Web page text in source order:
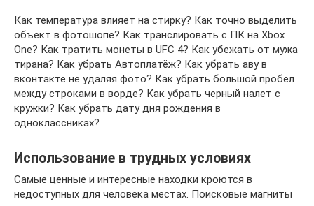
Как температура влияет на стирку? Как точно выделить
объект в фотошопе? Как транслировать с ПК на Xbox
One? Как тратить монеты в UFC 4? Как убежать от мужа
тирана? Как убрать Автоплатёж? Как убрать аву в
вконтакте не удаляя фото? Как убрать большой пробел
между строками в ворде? Как убрать черный налет с
кружки? Как убрать дату дня рождения в
одноклассниках?
Использование в трудных условиях
Самые ценные и интересные находки кроются в
недоступных для человека местах. Поисковые магниты